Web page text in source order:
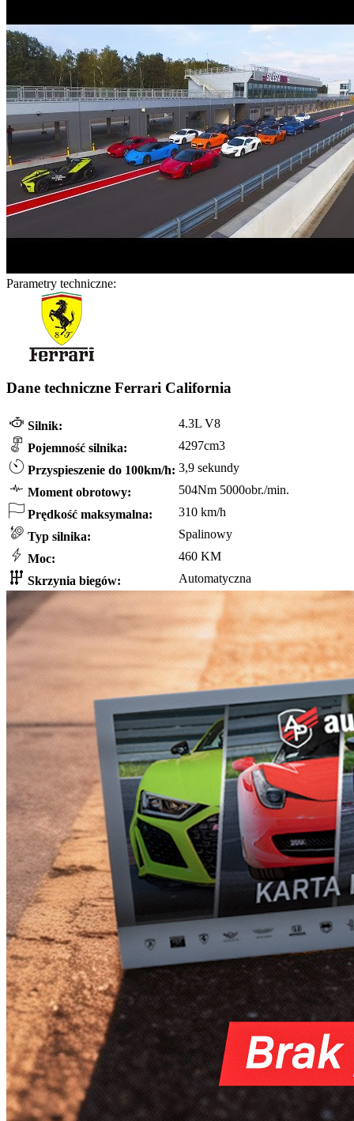
Parametry techniczne:
Dane techniczne Ferrari California
Silnik:
4.3L V8
Pojemność silnika:
4297cm3
Przyspieszenie do 100km/h: 3,9 sekundy
Moment obrotowy:
504Nm 5000obr./min.
Prędkość maksymalna:
310 km/h
Typ silnika:
Spalinowy
Moc:
460 KM
Skrzynia biegów:
Automatyczna